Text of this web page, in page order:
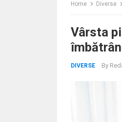
Home Diverse
Vârsta
DIVERSE By